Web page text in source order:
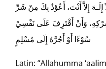
إِلاَّ أَنْتَ، أَعُوْذُ بِكَ مِنْ شَرِّ
وَأَنْ أَقْتَرِفَ عَلَى نَفْسِيْ
سُوْءًا أَوْ أَجُرَّهُ إِلَى مُسْلِمٍ
Latin: “Allahumma